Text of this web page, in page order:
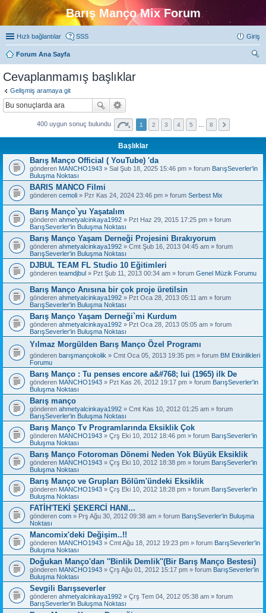
Barış Manço Mix Forum
Hızlı bağlantılar SSS Giriş
Forum Ana Sayfa
Cevaplanmamış başlıklar
Gelişmiş aramaya git
400 uygun sonuç bulundu 1 2 3 4 5 8
Başlıklar
Barış Manço Official ( YouTube) 'da
gönderen MANCHO1943 » Sal Şub 18, 2025 15:46 pm » forum BarışSeverler'in
Buluşma Noktası
BARIS MANCO Filmi
gönderen cemoli » Pzr Kas 24, 2024 23:46 pm » forum Serbest Mix
Barış Manço`yu Yaşatalım
gönderen ahmetyalcinkaya1992 » Pzt Haz 29, 2015 17:25 pm » forum
BarışSeverler'in Buluşma Noktası
Barış Manço Yaşam Derneği Projesini Bırakıyorum
gönderen ahmetyalcinkaya1992 » Cmt Şub 16, 2013 04:45 am » forum
BarışSeverler'in Buluşma Noktası
DJBUL TEAM FL Studio 10 Eğitimleri
gönderen teamdjbul » Pzt Şub 11, 2013 00:34 am » forum Genel Müzik Forumu
Barış Manço Anısına bir çok proje üretilsin
gönderen ahmetyalcinkaya1992 » Pzt Oca 28, 2013 05:11 am » forum
BarışSeverler'in Buluşma Noktası
Barış Manço Yaşam Derneği`mi Kurdum
gönderen ahmetyalcinkaya1992 » Pzt Oca 28, 2013 05:05 am » forum
BarışSeverler'in Buluşma Noktası
Yılmaz Morgülden Barış Manço Özel Programı
gönderen barışmançokolik » Cmt Oca 05, 2013 19:35 pm » forum BM Etkinlikleri
Forumu
Barış Manço : Tu penses encore a&#768; lui (1965) ilk De
gönderen MANCHO1943 » Pzt Kas 26, 2012 19:17 pm » forum BarışSeverler'in
Buluşma Noktası
Barış manço
gönderen ahmetyalcinkaya1992 » Cmt Kas 10, 2012 01:25 am » forum
BarışSeverler'in Buluşma Noktası
Barış Manço Tv Programlarında Eksiklik Çok
gönderen MANCHO1943 » Çrş Eki 10, 2012 18:46 pm » forum BarışSeverler'in
Buluşma Noktası
Barış Manço Fotoroman Dönemi Neden Yok Büyük Eksiklik
gönderen MANCHO1943 » Çrş Eki 10, 2012 18:38 pm » forum BarışSeverler'in
Buluşma Noktası
Barış Manço ve Grupları Bölüm'ündeki Eksiklik
gönderen MANCHO1943 » Çrş Eki 10, 2012 18:28 pm » forum BarışSeverler'in
Buluşma Noktası
FATİH'TEKİ ŞEKERCİ HANI...
gönderen com » Prş Ağu 30, 2012 09:38 am » forum BarışSeverler'in Buluşma
Noktası
Mancomix'deki Değişim..!!
gönderen MANCHO1943 » Cmt Ağu 18, 2012 19:23 pm » forum BarışSeverler'in
Buluşma Noktası
Doğukan Manço'dan ''Binlik Demlik''(Bir Barış Manço Bestesi)
gönderen MANCHO1943 » Çrş Ağu 01, 2012 15:17 pm » forum BarışSeverler'in
Buluşma Noktası
Sevgili Barışseverler
gönderen ahmetyalcinkaya1992 » Çrş Tem 04, 2012 05:38 am » forum
BarışSeverler'in Buluşma Noktası